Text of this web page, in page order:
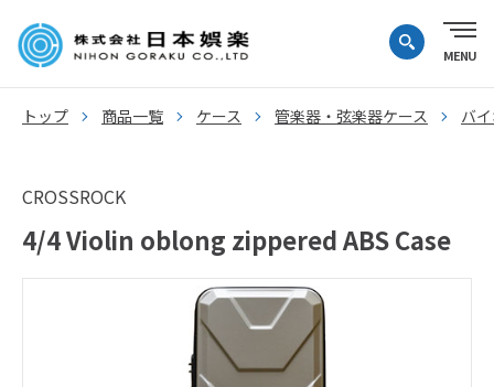
トップ 商品一覧 ケース 管楽器・弦楽器ケース バ
CROSSROCK
4/4 Violin oblong zippered ABS Case